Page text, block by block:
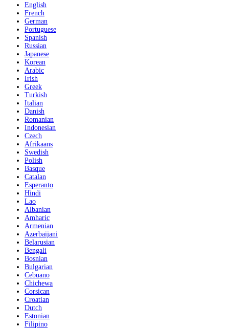
English
French
German
Portuguese
Spanish
Russian
Japanese
Korean
Arabic
Irish
Greek
Turkish
Italian
Danish
Romanian
Indonesian
Czech
Afrikaans
Swedish
Polish
Basque
Catalan
Esperanto
Hindi
Lao
Albanian
Amharic
Armenian
Azerbaijani
Belarusian
Bengali
Bosnian
Bulgarian
Cebuano
Chichewa
Corsican
Croatian
Dutch
Estonian
Filipino